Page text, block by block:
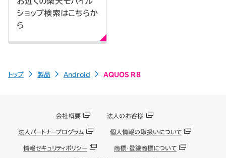
ショップ検索はこちらか
ら
トップ 製品 Android AQUOS R8
会社概要 法人のお客様
法人パートナープログラム 個人情報の取扱いについて
情報セキュリティポリシー 商標・登録商標について